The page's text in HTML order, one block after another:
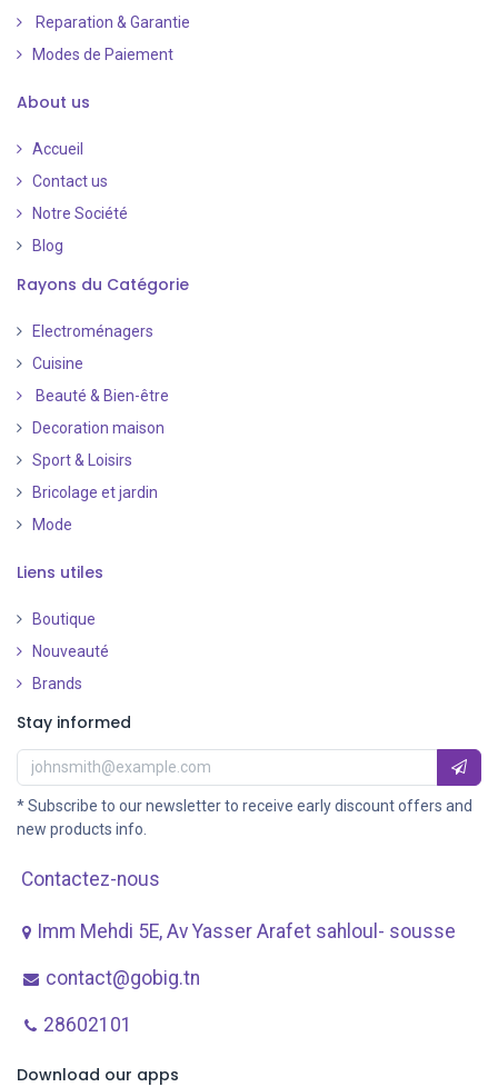
Reparation & Garantie
Modes de Paiement
About us
Accueil
Contact us
Notre Société
Blog
Rayons du Catégorie
Electroménagers
Cuisine
Beauté & Bien-être
Decoration maison
Sport & Loisirs
Bricolage et jardin
Mode
Liens utiles
Boutique
Nouveauté
Brands
Stay informed
* Subscribe to our newsletter to receive early discount offers and
new products info.
Contactez-nous
Imm Mehdi 5E, Av ​Yasser Arafet sahloul- sousse
contact@gobig.tn
28602101
Download our apps